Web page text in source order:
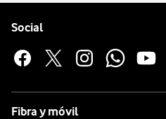
Social
Fibra y móvil